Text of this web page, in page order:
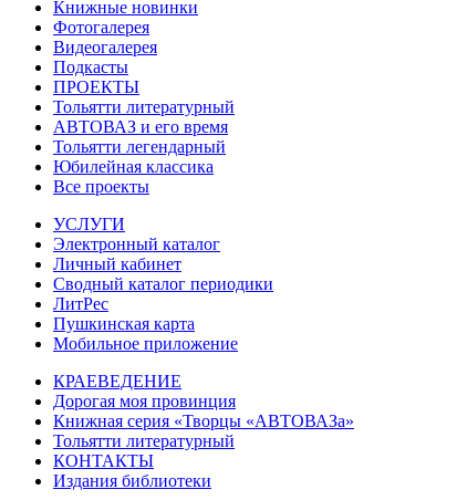
Книжные новинки
Фотогалерея
Видеогалерея
Подкасты
ПРОЕКТЫ
Тольятти литературный
АВТОВАЗ и его время
Тольятти легендарный
Юбилейная классика
Все проекты
УСЛУГИ
Электронный каталог
Личный кабинет
Сводный каталог периодики
ЛитРес
Пушкинская карта
Мобильное приложение
КРАЕВЕДЕНИЕ
Дорогая моя провинция
Книжная серия «Творцы «АВТОВАЗа»
Тольятти литературный
КОНТАКТЫ
Издания библиотеки